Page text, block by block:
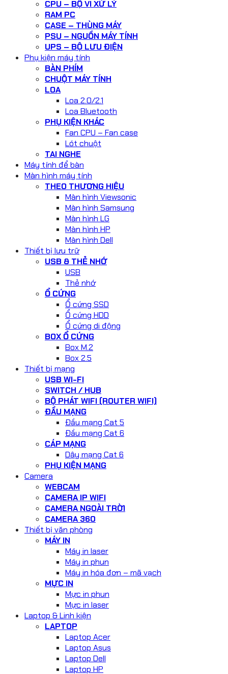
CPU – BỘ VI XỬ LÝ
RAM PC
CASE – THÙNG MÁY
PSU – NGUỒN MÁY TÍNH
UPS – BỘ LƯU ĐIỆN
Phụ kiện máy tính
BÀN PHÍM
CHUỘT MÁY TÍNH
LOA
Loa 2.0/2.1
Loa Bluetooth
PHỤ KIỆN KHÁC
Fan CPU – Fan case
Lót chuột
TAI NGHE
Máy tính để bàn
Màn hình máy tính
THEO THƯƠNG HIỆU
Màn hình Viewsonic
Màn hình Samsung
Màn hình LG
Màn hình HP
Màn hình Dell
Thiết bị lưu trữ
USB & THẺ NHỚ
USB
Thẻ nhớ
Ổ CỨNG
Ổ cứng SSD
Ổ cứng HDD
Ổ cứng di động
BOX Ổ CỨNG
Box M.2
Box 2.5
Thiết bị mạng
USB WI-FI
SWITCH / HUB
BỘ PHÁT WIFI (ROUTER WIFI)
ĐẦU MẠNG
Đầu mạng Cat 5
Đầu mạng Cat 6
CÁP MẠNG
Dây mạng Cat 6
PHỤ KIỆN MẠNG
Camera
WEBCAM
CAMERA IP WIFI
CAMERA NGOÀI TRỜI
CAMERA 360
Thiết bị văn phòng
MÁY IN
Máy in laser
Máy in phun
Máy in hóa đơn – mã vạch
MỰC IN
Mực in phun
Mực in laser
Laptop & Linh kiện
LAPTOP
Laptop Acer
Laptop Asus
Laptop Dell
Laptop HP